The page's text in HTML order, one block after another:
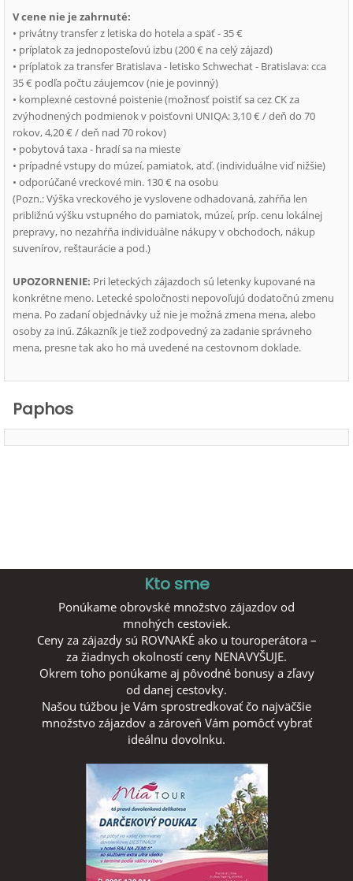
V cene nie je zahrnuté:
• privátny transfer z letiska do hotela a späť - 35 €
• príplatok za jednoposteľovú izbu (200 € na celý zájazd)
• príplatok za transfer Bratislava - letisko Schwechat - Bratislava: cca
35 € podľa počtu záujemcov (nie je povinný)
• komplexné cestovné poistenie (možnosť poistiť sa cez CK za
zvýhodnených podmienok v poisťovni UNIQA: 3,10 € / deň do 70
rokov, 4,20 € / deň nad 70 rokov)
• pobytová taxa - hradí sa na mieste
• prípadné vstupy do múzeí, pamiatok, atď. (individuálne viď nižšie)
• odporúčané vreckové min. 130 € na osobu
(Pozn.: Výška vreckového je vyslovene odhadovaná, zahŕňa len
približnú výšku vstupného do pamiatok, múzeí, príp. cenu lokálnej
prepravy, no nezahŕňa individuálne nákupy v obchodoch, nákup
suvenírov, reštaurácie a pod.)
UPOZORNENIE: Pri leteckých zájazdoch sú letenky kupované na
konkrétne meno. Letecké spoločnosti nepovoľujú dodatočnú zmenu
mena. Po zadaní objednávky už nie je možná zmena mena, alebo
osoby za inú. Zákazník je tiež zodpovedný za zadanie správneho
mena, presne tak ako ho má uvedené na cestovnom doklade.
Paphos
Kto sme
Ponúkame obrovské množstvo zájazdov od
mnohých cestoviek.
Ceny za zájazdy sú ROVNAKÉ ako u touroperátora –
za žiadnych okolností ceny NENAVYŠUJE.
Okrem toho ponúkame aj pôvodné bonusy a zľavy
od danej cestovky.
Našou túžbou je Vám sprostredkovať čo najväčšie
množstvo zájazdov a zároveň Vám pomôcť vybrať
ideálnu dovolnku.